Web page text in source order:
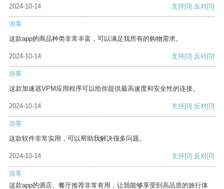
2024-10-14 支持[0] 反对[0]
游客
这款app的商品种类非常丰富，可以满足我所有的购物需求。
2024-10-14 支持[0] 反对[0]
游客
这款加速器VPM应用程序可以给你提供最高速度和安全性的连接。
2024-10-14 支持[0] 反对[0]
游客
这款软件非常实用，可以帮助我解决很多问题。
2024-10-14 支持[0] 反对[0]
游客
这款app的酒店、餐厅推荐非常有用，让我能够享受到高品质的旅行体